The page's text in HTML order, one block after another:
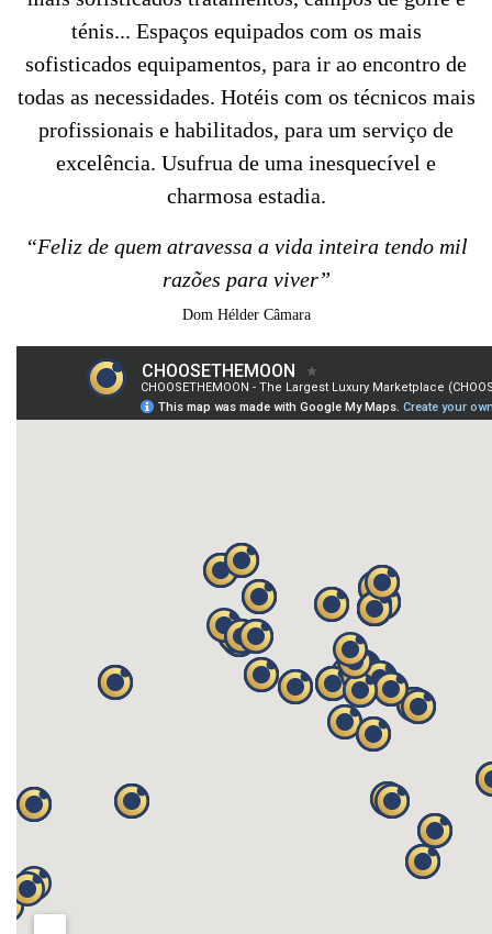
ténis... Espaços equipados com os mais
sofisticados equipamentos, para ir ao encontro de
todas as necessidades. Hotéis com os técnicos mais
profissionais e habilitados, para um serviço de
excelência. Usufrua de uma inesquecível e
charmosa estadia.
“Feliz de quem atravessa a vida inteira tendo mil
razões para viver”
Dom Hélder Câmara